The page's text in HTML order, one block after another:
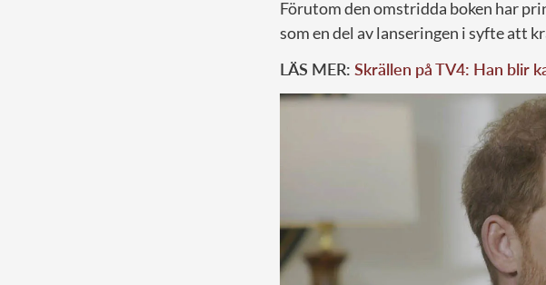
Förutom den omstridda boken har
som en del av lanseringen i syfte att
LÄS MER: Skrällen på TV4: Han blir